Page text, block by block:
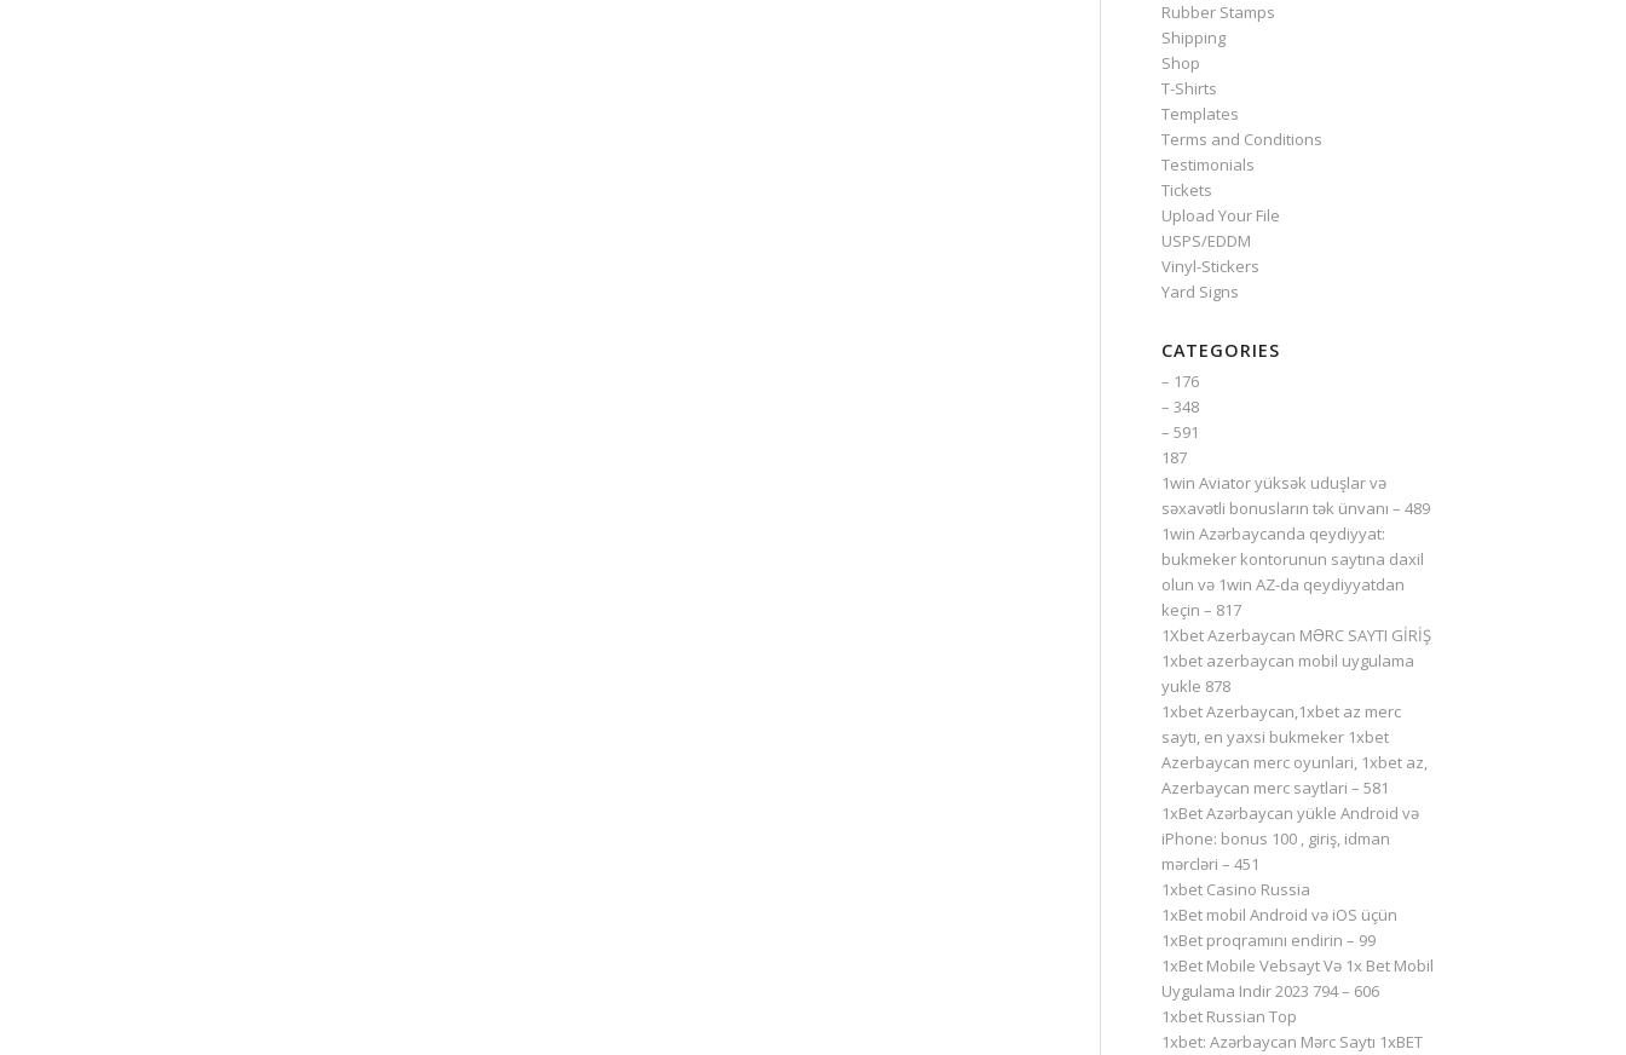
Rubber Stamps
Shipping
Shop
T-Shirts
Templates
Terms and Conditions
Testimonials
Tickets
Upload Your File
USPS/EDDM
Vinyl-Stickers
Yard Signs
CATEGORIES
– 176
– 348
– 591
187
1win Aviator yüksək uduşlar və
səxavətli bonusların tək ünvanı – 489
1win Azərbaycanda qeydiyyat:
bukmeker kontorunun saytına daxil
olun və 1win AZ-da qeydiyyatdan
keçin – 817
1Xbet Azerbaycan MƏRC SAYTI GİRİŞ
1xbet azerbaycan mobil uygulama
yukle 878
1xbet Azerbaycan,1xbet az merc
saytı, en yaxsi bukmeker 1xbet
Azerbaycan merc oyunlari, 1xbet az,
Azerbaycan merc saytlari – 581
1xBet Azərbaycan yükle Android və
iPhone: bonus 100 , giriş, idman
mərcləri – 451
1xbet Casino Russia
1xBet mobil Android və iOS üçün
1xBet proqramını endirin – 99
1xBet Mobile Vebsayt Və 1x Bet Mobil
Uygulama Indir 2023 794 – 606
1xbet Russian Top
1xbet: Azərbaycan Mərc Saytı 1xBET